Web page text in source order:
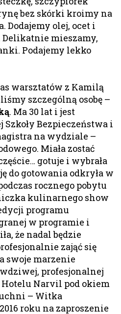
bez skórki kroimy na
Dodajemy olej, ocet i
Delikatnie mieszamy,
Podajemy lekko
warsztatów z Kamilą
szczególną osobę –
. Ma 30 lat i jest
Bezpieczeństwa i
na wydziale –
Miała zostać
gotuje i wybrała
do gotowania odkryła w
rocznego pobytu
kulinarnego show
programu
w programie i
że nadal będzie
zająć się
swoje marzenie
profesjonalnej
Narvil pod okiem
– Witka
roku na zaproszenie